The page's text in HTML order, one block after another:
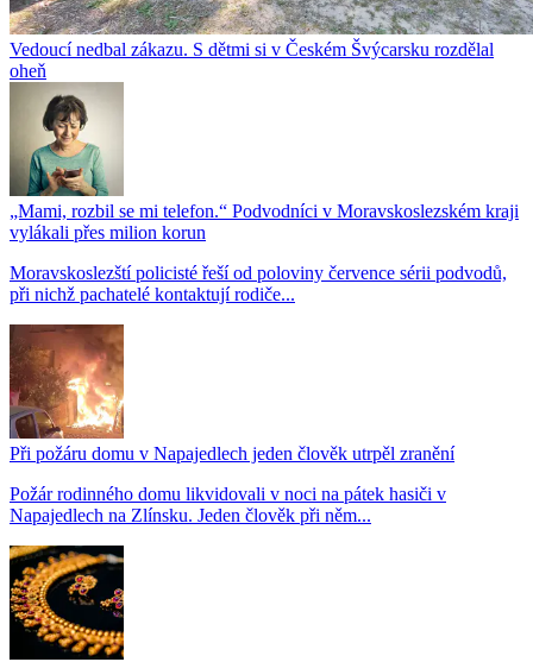
Vedoucí nedbal zákazu. S dětmi si v Českém Švýcarsku rozdělal
oheň
„Mami, rozbil se mi telefon.“ Podvodníci v Moravskoslezském kraji
vylákali přes milion korun
Moravskoslezští policisté řeší od poloviny července sérii podvodů,
při nichž pachatelé kontaktují rodiče...
Při požáru domu v Napajedlech jeden člověk utrpěl zranění
Požár rodinného domu likvidovali v noci na pátek hasiči v
Napajedlech na Zlínsku. Jeden člověk při něm...